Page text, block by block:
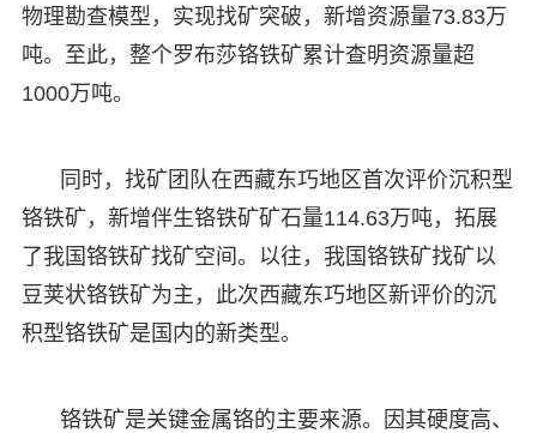
物理勘查模型，实现找矿突破，新增资源量73.83万
吨。至此，整个罗布莎铬铁矿累计查明资源量超
1000万吨。
同时，找矿团队在西藏东巧地区首次评价沉积型
铬铁矿，新增伴生铬铁矿矿石量114.63万吨，拓展
了我国铬铁矿找矿空间。以往，我国铬铁矿找矿以
豆荚状铬铁矿为主，此次西藏东巧地区新评价的沉
积型铬铁矿是国内的新类型。
铬铁矿是关键金属铬的主要来源。因其硬度高、